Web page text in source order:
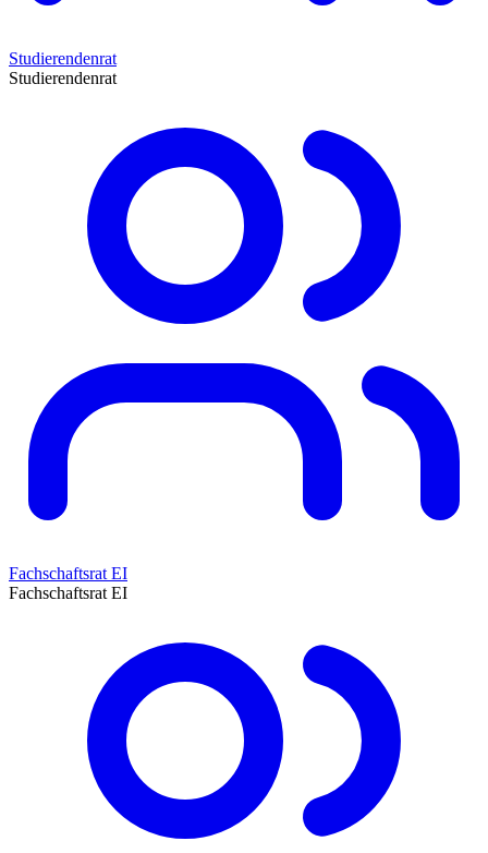
Studierendenrat
Studierendenrat
Fachschaftsrat EI
Fachschaftsrat EI